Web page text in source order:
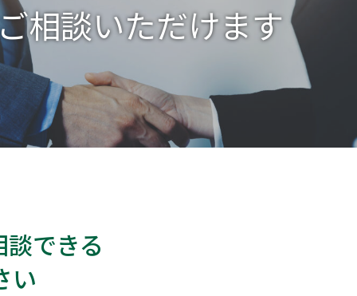
ンサルティング
プランニング
デュース
活用相談
管理オーナー様専用ページ
認定管理会社「AMO®」
賃料査定・売却査定・購入相談
収益物件売買情報リクエスト
相談いただけます
できる
い